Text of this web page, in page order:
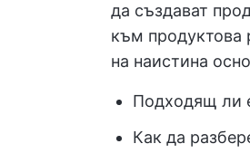
да създават
към продуктова
на наистина
Подходящ ли
Как да